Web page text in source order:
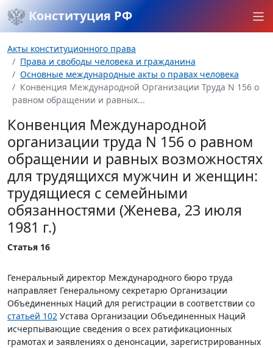
Конституция РФ
Акты конституционного права
Права и свободы человека и гражданина
Основные международные акты о правах человека
Конвенция Международной Организации Труда N 156 о
равном обращении и равных...
Конвенция Международной
организации труда N 156 о равном
обращении и равных возможностях
для трудящихся мужчин и женщин:
трудящиеся с семейными
обязанностями (Женева, 23 июля
1981 г.)
Статья 16
Генеральный директор Международного бюро труда
направляет Генеральному секретарю Организации
Объединенных Наций для регистрации в соответствии со
статьей 102 Устава Организации Объединенных Наций
исчерпывающие сведения о всех ратификационных
грамотах и заявлениях о денонсации, зарегистрированных